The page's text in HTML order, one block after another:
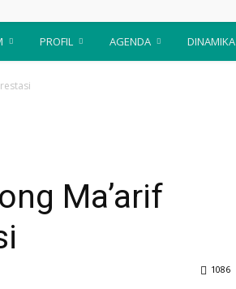
PROFIL AGENDA DINAMIKA
Ma’arif
1086